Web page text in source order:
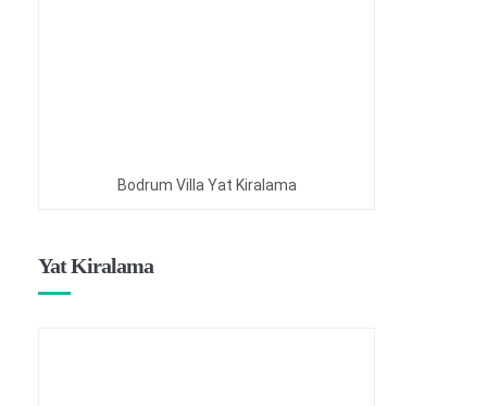
Bodrum Villa Yat Kiralama
Yat Kiralama